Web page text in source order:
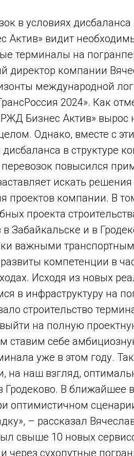
в условиях
Актив» видит
терминалы на
директор компании
международной
2024». Как
Бизнес Актив» вырос
Однако, вместе с
в структуре
повысился
искать
проектов компании. В
проекта
Забайкальске и в
важными
компетенции в
Исходя из новых
в инфраструктуру на
строительство
на полную
ставим себе
уже в этом году.
на наш взгляд,
Гродеково. В ближайшее
оптимистичном
– рассказал
свыше 10 новых
через сухопутные